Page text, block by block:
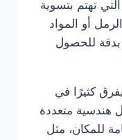
التي تهتم بتسوية
أو المواد
بدقة للحصول
كثيرًا في
هندسية متعددة
للمكان، مثل